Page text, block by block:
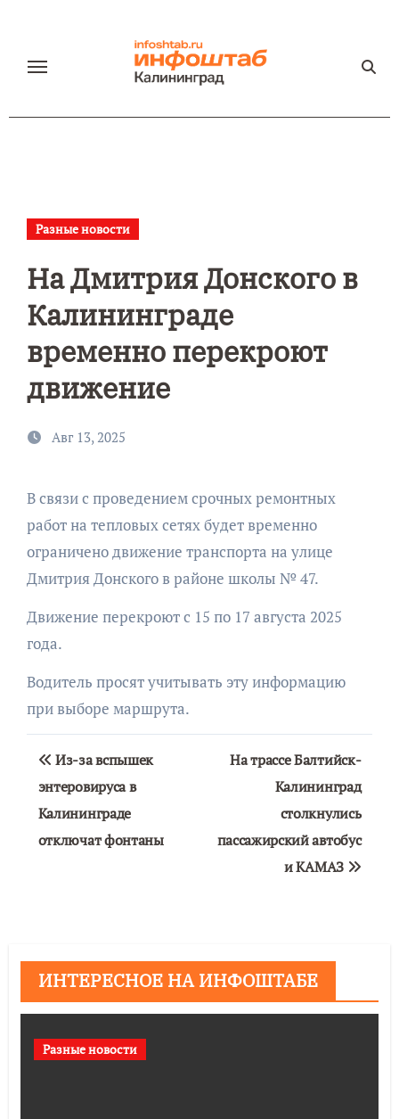
содержанию
Разные новости
На Дмитрия Донского в
Калининграде
временно перекроют
движение
Авг 13, 2025
В связи с проведением срочных ремонтных
работ на тепловых сетях будет временно
ограничено движение транспорта на улице
Дмитрия Донского в районе школы № 47.
Движение перекроют с 15 по 17 августа 2025
года.
Водитель просят учитывать эту информацию
при выборе маршрута.
Навигация
по
записям
Из-за вспышек
энтеровируса в
Калининграде
отключат фонтаны
На трассе Балтийск-
Калининград
столкнулись
пассажирский автобус
и КАМАЗ
ИНТЕРЕСНОЕ НА ИНФОШТАБЕ
Разные новости